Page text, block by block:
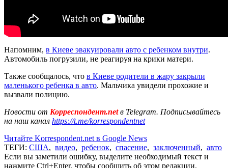
Напомним, в Киеве эвакуировали авто с ребенком внутри.
Автомобиль погрузили, не реагируя на крики матери.
Также сообщалось, что в Киеве родители в жару закрыли
маленького ребенка в авто. Мальчика увидели прохожие и
вызвали полицию.
Новости от Корреспондент.netв Telegram. Подписывайтесь
на наш канал https://t.me/korrespondentnet
Читайте Korrespondent.net в Google News
ТЕГИ: США, видео, ребенок, спасение, заключенный, авто
Если вы заметили ошибку, выделите необходимый текст и
нажмите Ctrl+Enter, чтобы сообщить об этом редакции.